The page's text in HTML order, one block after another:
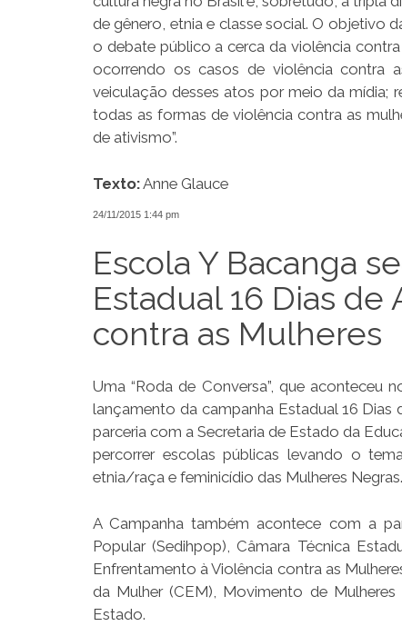
de gênero, etnia e classe social. O objetivo
o debate público a cerca da violência
ocorrendo os casos de violência contra
veiculação desses atos por meio da mídia;
todas as formas de violência contra as
de ativismo”.
Texto:Anne Glauce
24/11/2015 1:44 pm
Escola Y Bacanga
Estadual 16 Dias
contra as Mulheres
Uma “Roda de Conversa”, que aconteceu
lançamento da campanha Estadual 16 Dias
parceria com a Secretaria de Estado da
percorrer escolas públicas levando o
etnia/raça e feminicídio das Mulheres Negras.
A Campanha também acontece com a
Popular (Sedihpop), Câmara Técnica
Enfrentamento à Violência contra as
da Mulher (CEM), Movimento de
Estado.